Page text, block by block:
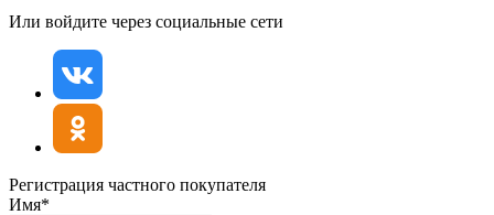
Или войдите через социальные сети
Регистрация частного покупателя
Имя*